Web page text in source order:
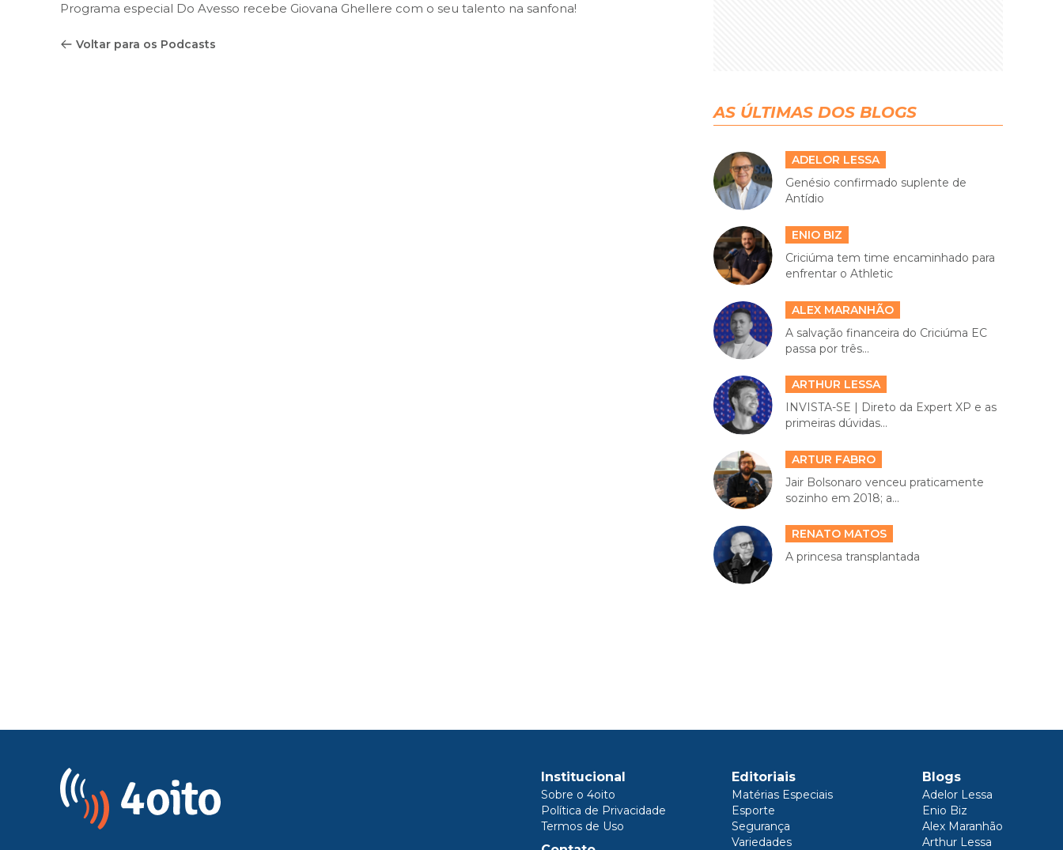
Programa especial Do Avesso recebe Giovana Ghellere com o seu talento na sanfona!
Voltar para os Podcasts
AS ÚLTIMAS DOS BLOGS
ADELOR LESSA
Genésio confirmado suplente de
Antídio
ENIO BIZ
Criciúma tem time encaminhado para
enfrentar o Athletic
ALEX MARANHÃO
A salvação financeira do Criciúma EC
passa por três...
ARTHUR LESSA
INVISTA-SE | Direto da Expert XP e as
primeiras dúvidas...
ARTUR FABRO
Jair Bolsonaro venceu praticamente
sozinho em 2018; a...
RENATO MATOS
A princesa transplantada
Institucional
Sobre o 4oito
Política de Privacidade
Termos de Uso
Editoriais
Matérias Especiais
Esporte
Segurança
Variedades
Blogs
Adelor Lessa
Enio Biz
Alex Maranhão
Arthur Lessa